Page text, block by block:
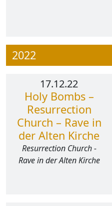
2022
17.12.22
Holy Bombs –
Resurrection
Church – Rave in
der Alten Kirche
Resurrection Church -
Rave in der Alten Kirche